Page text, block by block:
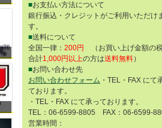
■お支払い方法について
銀行振込・クレジットがご利用いただけ
す。
■送料について
全国一律： 200円
（お買い上げ金額の
合計1,000円以上の方は送料無料）
■お問い合わせ先
お問い合わせフォーム ・TEL・FAX にて
ております。
・TEL・FAX にて承っております。
TEL：06-6599-8805 FAX：06-6599-
営業時間：